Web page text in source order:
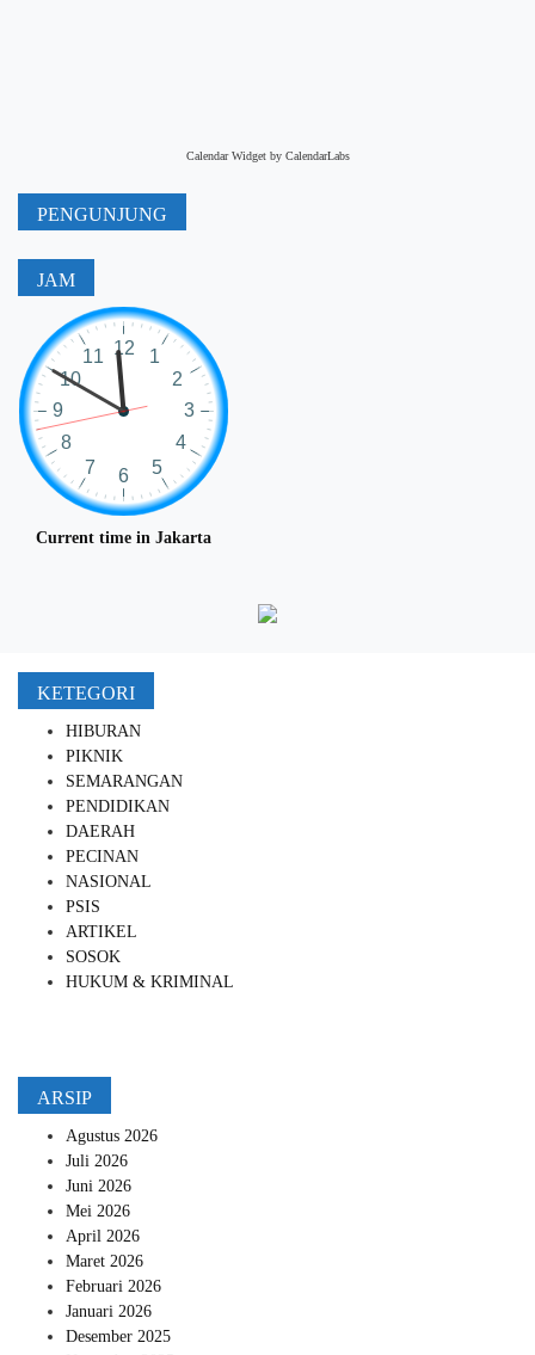
Calendar Widget by CalendarLabs
PENGUNJUNG
JAM
Current time in Jakarta
KETEGORI
HIBURAN
PIKNIK
SEMARANGAN
PENDIDIKAN
DAERAH
PECINAN
NASIONAL
PSIS
ARTIKEL
SOSOK
HUKUM & KRIMINAL
ARSIP
Agustus 2026
Juli 2026
Juni 2026
Mei 2026
April 2026
Maret 2026
Februari 2026
Januari 2026
Desember 2025